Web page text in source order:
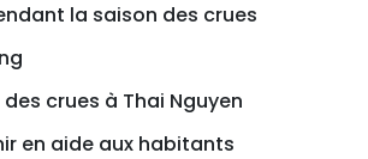
la saison des crues
crues à Thai Nguyen
en aide aux habitants